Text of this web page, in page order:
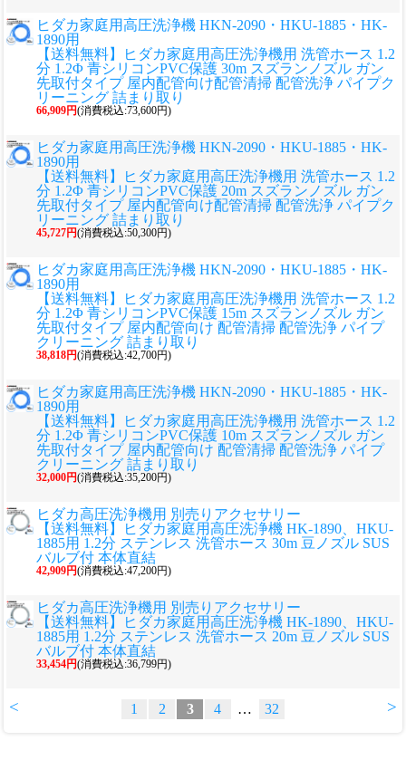
ヒダカ家庭用高圧洗浄機 HKN-2090・HKU-1885・HK-
1890用
【送料無料】ヒダカ家庭用高圧洗浄機用 洗管ホース 1.2
分 1.2Φ 青シリコンPVC保護 30m スズランノズル ガン
先取付タイプ 屋内配管向け配管清掃 配管洗浄 パイプク
リーニング 詰まり取り
66,909円(消費税込:73,600円)
ヒダカ家庭用高圧洗浄機 HKN-2090・HKU-1885・HK-
1890用
【送料無料】ヒダカ家庭用高圧洗浄機用 洗管ホース 1.2
分 1.2Φ 青シリコンPVC保護 20m スズランノズル ガン
先取付タイプ 屋内配管向け配管清掃 配管洗浄 パイプク
リーニング 詰まり取り
45,727円(消費税込:50,300円)
ヒダカ家庭用高圧洗浄機 HKN-2090・HKU-1885・HK-
1890用
【送料無料】ヒダカ家庭用高圧洗浄機用 洗管ホース 1.2
分 1.2Φ 青シリコンPVC保護 15m スズランノズル ガン
先取付タイプ 屋内配管向け 配管清掃 配管洗浄 パイプ
クリーニング 詰まり取り
38,818円(消費税込:42,700円)
ヒダカ家庭用高圧洗浄機 HKN-2090・HKU-1885・HK-
1890用
【送料無料】ヒダカ家庭用高圧洗浄機用 洗管ホース 1.2
分 1.2Φ 青シリコンPVC保護 10m スズランノズル ガン
先取付タイプ 屋内配管向け 配管清掃 配管洗浄 パイプ
クリーニング 詰まり取り
32,000円(消費税込:35,200円)
ヒダカ高圧洗浄機用 別売りアクセサリー
【送料無料】ヒダカ家庭用高圧洗浄機 HK-1890、HKU-
1885用 1.2分 ステンレス 洗管ホース 30m 豆ノズル SUS
バルブ付 本体直結
42,909円(消費税込:47,200円)
ヒダカ高圧洗浄機用 別売りアクセサリー
【送料無料】ヒダカ家庭用高圧洗浄機 HK-1890、HKU-
1885用 1.2分 ステンレス 洗管ホース 20m 豆ノズル SUS
バルブ付 本体直結
33,454円(消費税込:36,799円)
< >
1 2 3 4 … 32